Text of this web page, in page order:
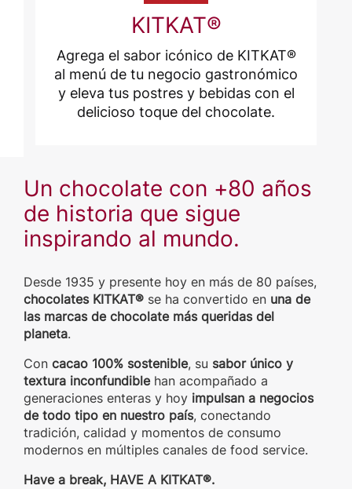
KITKAT®
Agrega el sabor icónico de KITKAT®
al menú de tu negocio gastronómico
y eleva tus postres y bebidas con el
delicioso toque del chocolate.
Un chocolate con +80 años
de historia que sigue
inspirando al mundo.
Desde 1935 y presente hoy en más de 80 países,
chocolates KITKAT® se ha convertido en una de
las marcas de chocolate más queridas del
planeta.
Con cacao 100% sostenible, su sabor único y
textura inconfundiblehan acompañado a
generaciones enteras y hoy impulsan a negocios
de todo tipo en nuestro país, conectando
tradición, calidad y momentos de consumo
modernos en múltiples canales de food service.
Have a break, HAVE A KITKAT®.